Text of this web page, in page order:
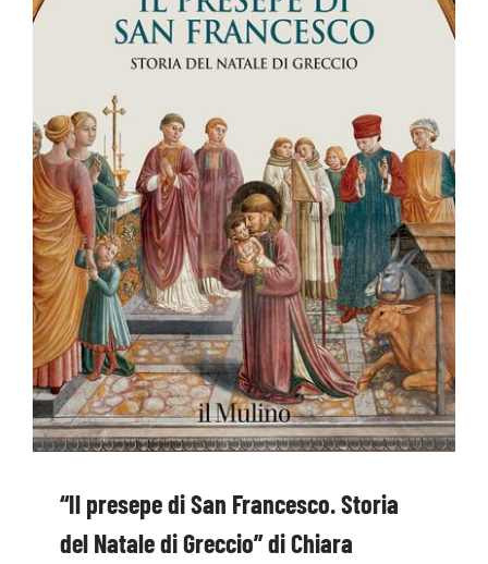
“Il presepe di San Francesco. Storia
del Natale di Greccio” di Chiara